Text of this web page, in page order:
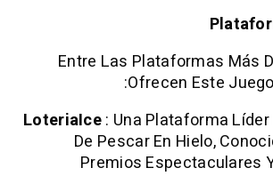
Entre Las
LoteriaIce: Una
De Pescar En
Premios